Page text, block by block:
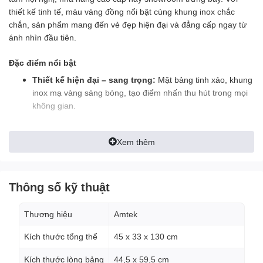
thiết kế tinh tế, màu vàng đồng nổi bật cùng khung inox chắc
chắn, sản phẩm mang đến vẻ đẹp hiện đại và đẳng cấp ngay từ
ánh nhìn đầu tiên.
Đặc điểm nổi bật
Thiết kế hiện đại – sang trọng: Mặt bảng tinh xảo, khung
inox mạ vàng sáng bóng, tạo điểm nhấn thu hút trong mọi
không gian.
định và giúp bảng đứng vững trong thời gian dài.
thông báo sự kiện.
Chất liệu cao cấp:
Inox mạ vàng chống gỉ sét, bền màu,
Xem thêm
Thông số kỹ thuật
Thương hiệu Amtek
Kích thước tổng thể 45 x 33 x 130 cm
Kích thước lòng bảng 44,5 x 59,5 cm